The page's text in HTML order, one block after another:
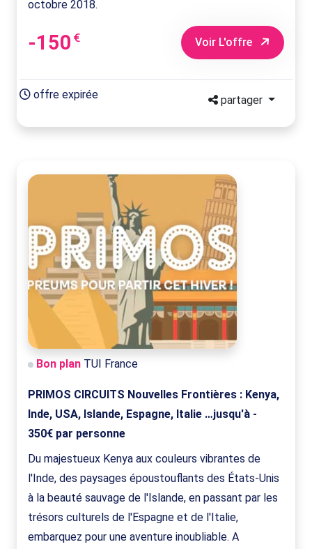
octobre 2018.
-150 € Voir L'offre
offre expirée partager
Bon plan TUI France
PRIMOS CIRCUITS Nouvelles Frontières : Kenya,
Inde, USA, Islande, Espagne, Italie …jusqu'à -
350€ par personne
Du majestueux Kenya aux couleurs vibrantes de
l'Inde, des paysages époustouflants des États-Unis
à la beauté sauvage de l'Islande, en passant par les
trésors culturels de l'Espagne et de l'Italie,
embarquez pour une aventure inoubliable. A